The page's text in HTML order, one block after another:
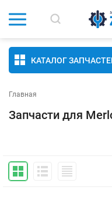
КАТАЛОГ
Главная
Запчасти для